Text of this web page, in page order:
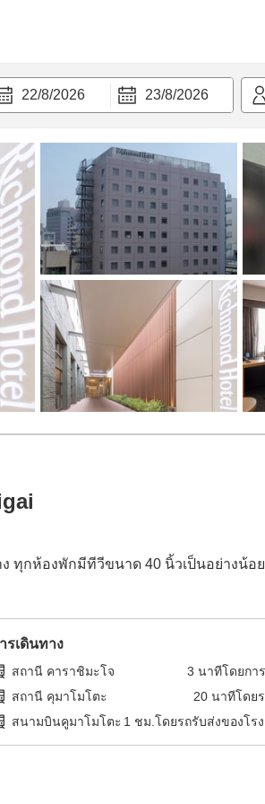
22/8/2026 23/8/2026
ทุกห้องพักมีทีวีขนาด 40 นิ้วเป็นอย่างน้
รเดินทาง
สถานี คาราชิมะโจ 3 นาทีโดยกา
สถานี คุมาโมโตะ
20นาทีโดย
สนามบินคูมาโมโตะ 1 ชม.โดยรถรับส่งของโร